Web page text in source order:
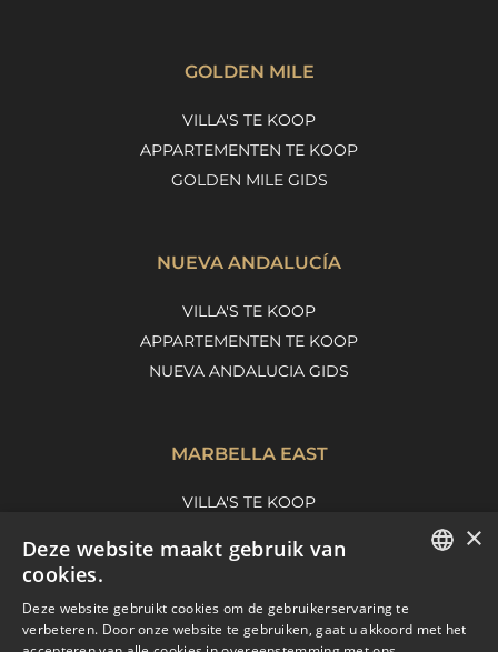
GOLDEN MILE
VILLA'S TE KOOP
APPARTEMENTEN TE KOOP
GOLDEN MILE GIDS
NUEVA ANDALUCÍA
VILLA'S TE KOOP
APPARTEMENTEN TE KOOP
NUEVA ANDALUCIA GIDS
MARBELLA EAST
VILLA'S TE KOOP
MARBELLA EAST GUIDE
SPANISH
×
Deze website maakt gebruik van
cookies.
Deze website gebruikt cookies om de gebruikerservaring te
verbeteren. Door onze website te gebruiken, gaat u akkoord met het